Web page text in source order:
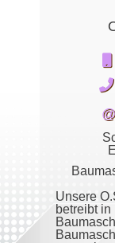
@
Unsere
betreibt